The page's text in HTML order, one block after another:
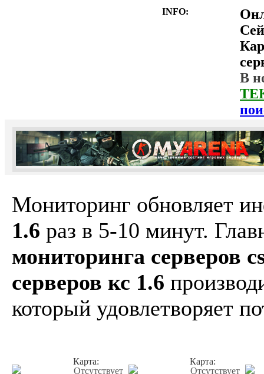
INFO:
В
Мониторинг обновляет
1.6 раз в 5-10 минут.
мониторинга серверов
серверов кс 1.6
который удовлетворяет
Карта:
Отсутствует
Карта:
Отсутствует